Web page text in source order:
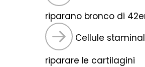
riparano bronco di
Cellule
riparare le cartilagini